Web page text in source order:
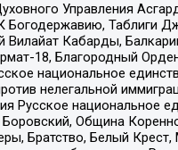
Управления
Таблиги
Кабарды,
18, Благородный
национальное
нелегальной
Русское национальное
Община
Братство, Белый Крест,